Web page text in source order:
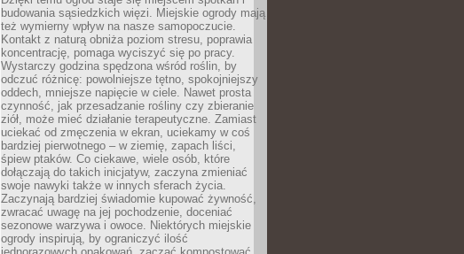
budowania sąsiedzkich więzi. Miejskie ogrody mają
też wymierny wpływ na nasze samopoczucie.
Kontakt z naturą obniża poziom stresu, poprawia
koncentrację, pomaga wyciszyć się po pracy.
Wystarczy godzina spędzona wśród roślin, by
odczuć różnicę: powolniejsze tętno, spokojniejszy
oddech, mniejsze napięcie w ciele. Nawet prosta
czynność, jak przesadzanie rośliny czy zbieranie
ziół, może mieć działanie terapeutyczne. Zamiast
uciekać od zmęczenia w ekran, uciekamy w coś
bardziej pierwotnego – w ziemię, zapach liści,
śpiew ptaków. Co ciekawe, wiele osób, które
dołączają do takich inicjatyw, zaczyna zmieniać
swoje nawyki także w innych sferach życia.
Zaczynają bardziej świadomie kupować żywność,
zwracać uwagę na jej pochodzenie, doceniać
sezonowe warzywa i owoce. Niektórych miejskie
ogrody inspirują, by ograniczyć ilość